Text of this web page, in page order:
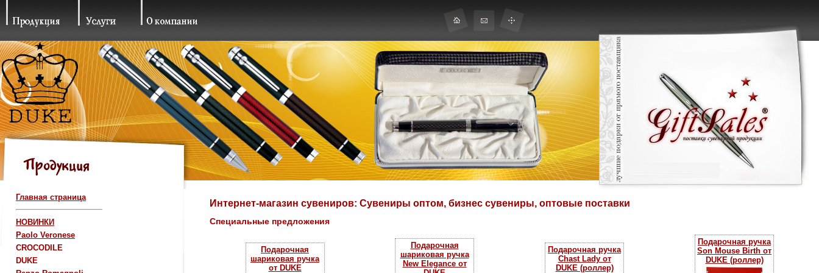
Главная страница
НОВИНКИ
Paolo Veronese
CROCODILE
DUKE
Интернет-магазин сувениров: Сувениры оптом, бизнес сувениры, оптовые поставки
Специальные предложения
Подарочная
шариковая ручка
от DUKE
Подарочная
шариковая ручка
New Elegance от
Подарочная ручка
Chast Lady от
DUKE (роллер)
Подарочная ручка
Son Mouse Birth от
DUKE (роллер)